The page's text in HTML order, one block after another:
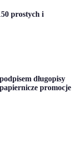
prostych i
długopisy
promocje